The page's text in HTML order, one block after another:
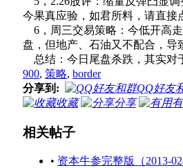
今果真应验，如君所料，请直接
6，周三交易策略：今低开高
盘，但地产、石油又不配合，导
总结：今日尾盘杀跌，其实对
900, 策略, border
分享到:
QQ好友
收藏
分享
相关帖子
• 资本牛参完整版（2013-02-